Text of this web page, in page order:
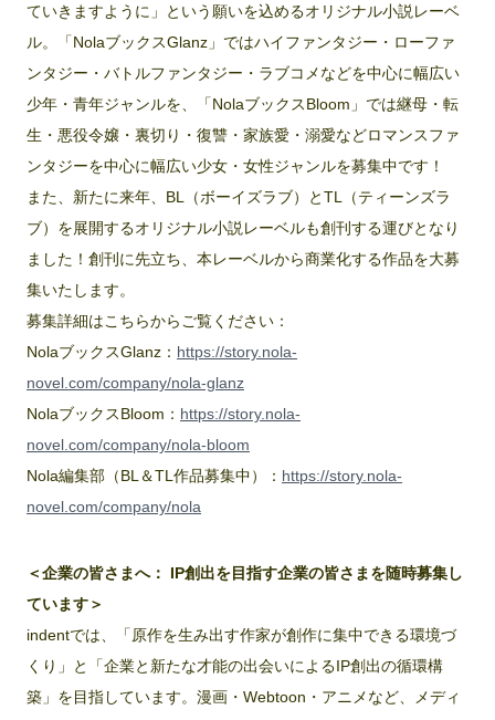
ていきますように」という願いを込めるオリジナル小説レーベ
ル。「NolaブックスGlanz」ではハイファンタジー・ローファ
ンタジー・バトルファンタジー・ラブコメなどを中心に幅広い
少年・青年ジャンルを、「NolaブックスBloom」では継母・転
生・悪役令嬢・裏切り・復讐・家族愛・溺愛などロマンスファ
ンタジーを中心に幅広い少女・女性ジャンルを募集中です！
また、新たに来年、BL（ボーイズラブ）とTL（ティーンズラ
ブ）を展開するオリジナル小説レーベルも創刊する運びとなり
ました！創刊に先立ち、本レーベルから商業化する作品を大募
集いたします。
募集詳細はこちらからご覧ください：
NolaブックスGlanz： https://story.nola-
novel.com/company/nola-glanz
NolaブックスBloom： https://story.nola-
novel.com/company/nola-bloom
Nola編集部（BL＆TL作品募集中）： https://story.nola-
novel.com/company/nola
＜企業の皆さまへ： IP創出を目指す企業の皆さまを随時募集し
ています＞
indentでは、「原作を生み出す作家が創作に集中できる環境づ
くり」と「企業と新たな才能の出会いによるIP創出の循環構
築」を目指しています。漫画・Webtoon・アニメなど、メディ